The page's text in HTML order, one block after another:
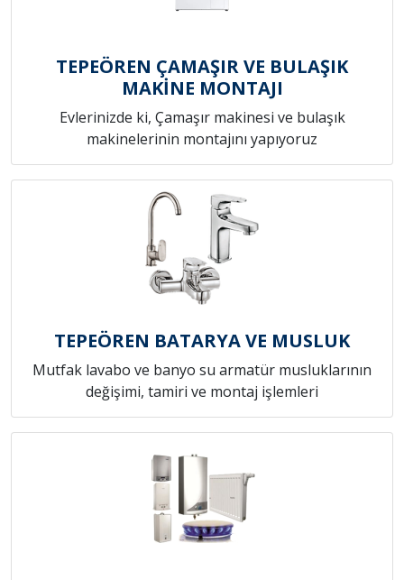
TEPEÖREN ÇAMAŞIR VE BULAŞIK
MAKİNE MONTAJI
Evlerinizde ki, Çamaşır makinesi ve bulaşık
makinelerinin montajını yapıyoruz
TEPEÖREN BATARYA VE MUSLUK
Mutfak lavabo ve banyo su armatür musluklarının
değişimi, tamiri ve montaj işlemleri